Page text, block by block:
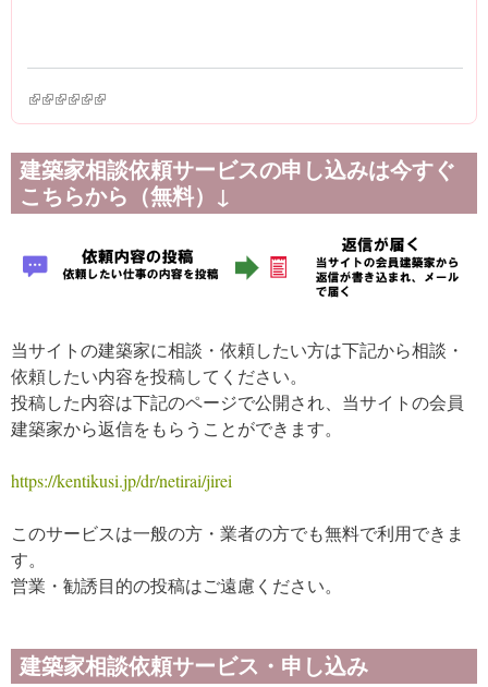
(link is external)
(link is external)
(link is external)
(link is external)
(link is external)
(link is external)
建築家相談依頼サービスの申し込みは今すぐ
こちらから（無料）↓
当サイトの建築家に相談・依頼したい方は下記から相談・
依頼したい内容を投稿してください。
投稿した内容は下記のページで公開され、当サイトの会員
建築家から返信をもらうことができます。
https://kentikusi.jp/dr/netirai/jirei
このサービスは一般の方・業者の方でも無料で利用できま
す。
営業・勧誘目的の投稿はご遠慮ください。
建築家相談依頼サービス・申し込み